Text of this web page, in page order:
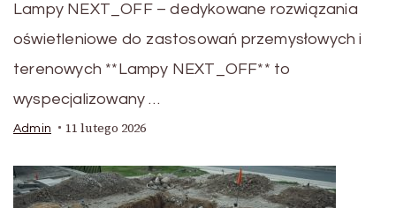
Lampy NEXT_OFF – dedykowane rozwiązania
oświetleniowe do zastosowań przemysłowych i
terenowych **Lampy NEXT_OFF** to
wyspecjalizowany …
Admin 11 lutego 2026